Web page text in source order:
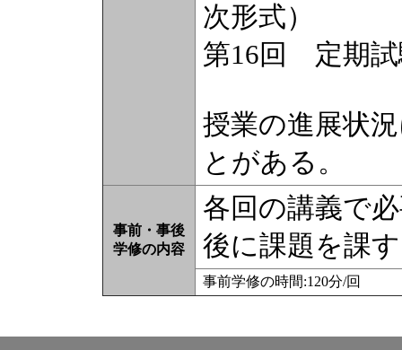
次形式）
第16回 定期
授業の進展状
とがある。
事前・事後
学修の内容
各回の講義で
後に課題を課
事前学修の時間:120分/回